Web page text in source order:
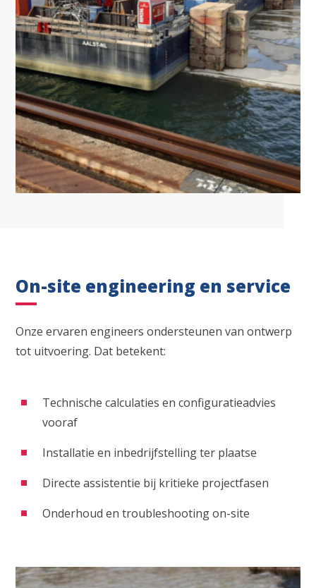
On-site engineering en service
Onze ervaren engineers ondersteunen van ontwerp
tot uitvoering. Dat betekent:
Technische calculaties en configuratieadvies
vooraf
Installatie en inbedrijfstelling ter plaatse
Directe assistentie bij kritieke projectfasen
Onderhoud en troubleshooting on-site